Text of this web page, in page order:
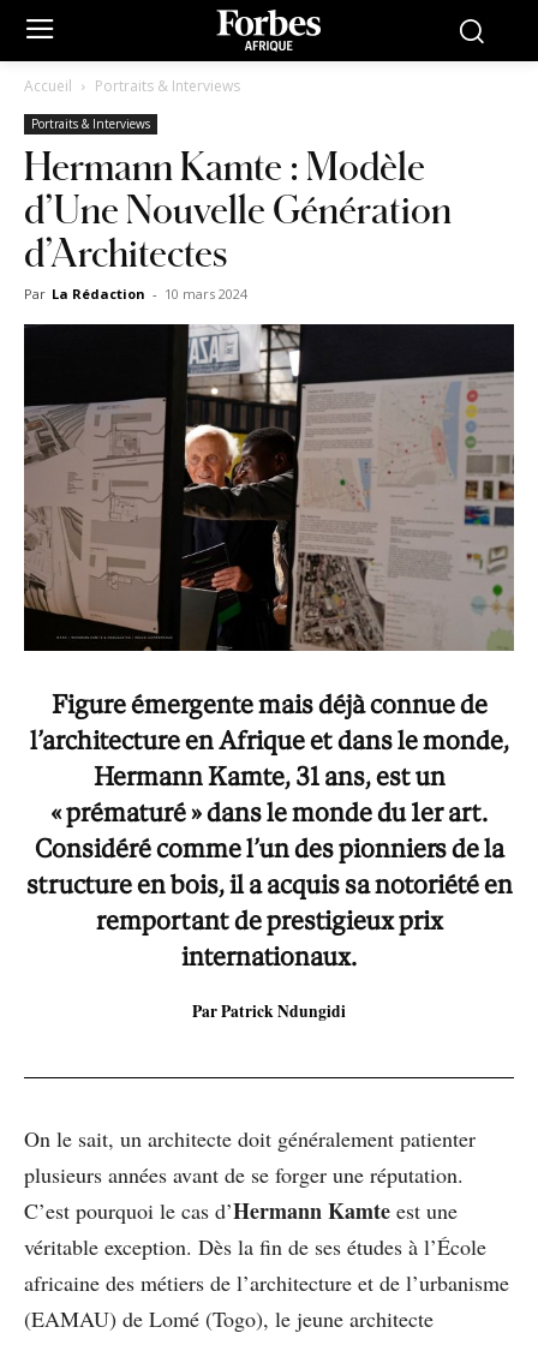
Accueil Portraits & Interviews
Portraits & Interviews
Hermann Kamte : Modèle
d’Une Nouvelle Génération
d’Architectes
Par La Rédaction - 10 mars 2024
Figure émergente mais déjà connue de
l’architecture en Afrique et dans le monde,
Hermann Kamte, 31 ans, est un
« prématuré » dans le monde du 1er art.
Considéré comme l’un des pionniers de la
structure en bois, il a acquis sa notoriété en
remportant de prestigieux prix
internationaux.
Par Patrick Ndungidi
On le sait, un architecte doit généralement patienter
plusieurs années avant de se forger une réputation.
C’est pourquoi le cas d’Hermann Kamte est une
véritable exception. Dès la fin de ses études à l’École
africaine des métiers de l’architecture et de l’urbanisme
(EAMAU) de Lomé (Togo), le jeune architecte